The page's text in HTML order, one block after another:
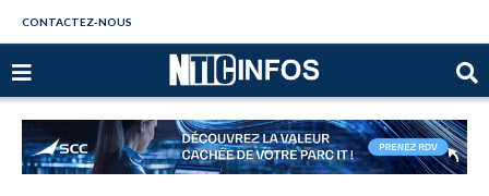
CONTACTEZ-NOUS